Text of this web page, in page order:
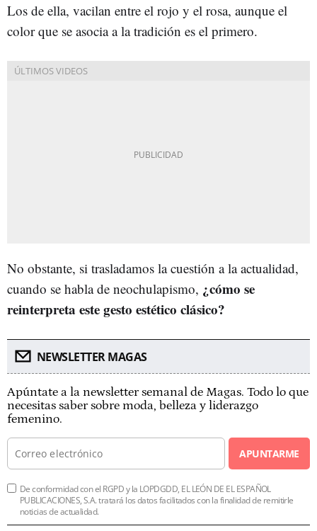
Los de ella, vacilan entre el rojo y el rosa, aunque el
color que se asocia a la tradición es el primero.
No obstante, si trasladamos la cuestión a la actualidad,
cuando se habla de neochulapismo, ¿cómo se
reinterpreta este gesto estético clásico?
NEWSLETTER MAGAS
Apúntate a la newsletter semanal de Magas. Todo lo que
necesitas saber sobre moda, belleza y liderazgo
femenino.
APUNTARME
De conformidad con el RGPD y la LOPDGDD, EL LEÓN DE EL ESPAÑOL
PUBLICACIONES, S.A. tratará los datos facilitados con la finalidad de remitirle
noticias de actualidad.